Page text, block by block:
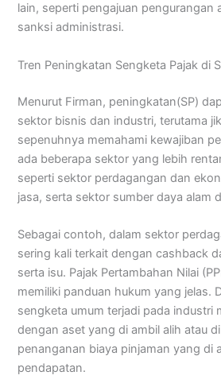
lain, seperti pengajuan pengurangan
sanksi administrasi.
Tren Peningkatan Sengketa Pajak di
Menurut Firman, peningkatan(SP)
sektor bisnis dan industri, terutama
sepenuhnya memahami kewajiban
ada beberapa sektor yang lebih
seperti sektor perdagangan dan
jasa, serta sektor sumber daya alam
Sebagai contoh, dalam sektor
sering kali terkait dengan cashback
serta isu. Pajak Pertambahan Nilai
memiliki panduan hukum yang jelas.
sengketa umum terjadi pada industri
dengan aset yang di ambil alih atau di
penanganan biaya pinjaman yang di
pendapatan.